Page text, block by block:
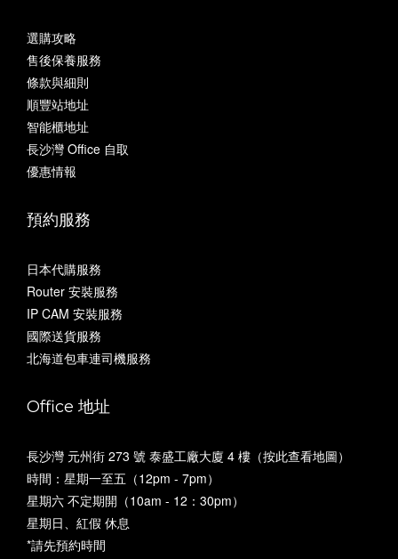
選購攻略
售後保養服務
條款與細則
順豐站地址
智能櫃地址
長沙灣 Office 自取
優惠情報
預約服務
日本代購服務
Router 安裝服務
IP CAM 安裝服務
國際送貨服務
北海道包車連司機服務
Office 地址
長沙灣 元州街 273 號 泰盛工廠大廈 4 樓（按此查看地圖）
時間：星期一至五（12pm - 7pm）
星期六 不定期開（10am - 12：30pm）
星期日、紅假 休息
*請先預約時間